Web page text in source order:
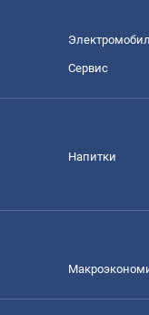
Сервис
Напитки